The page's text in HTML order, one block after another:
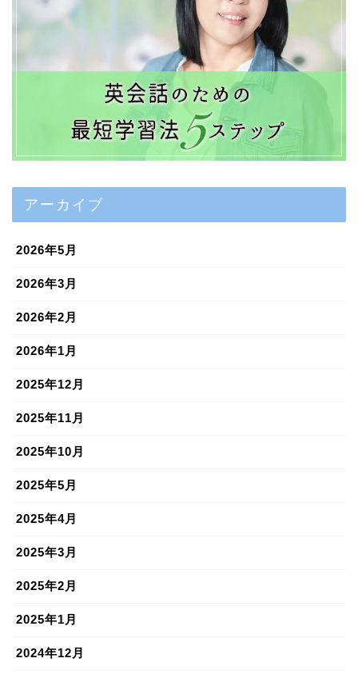
アーカイブ
2026年5月
2026年3月
2026年2月
2026年1月
2025年12月
2025年11月
2025年10月
2025年5月
2025年4月
2025年3月
2025年2月
2025年1月
2024年12月